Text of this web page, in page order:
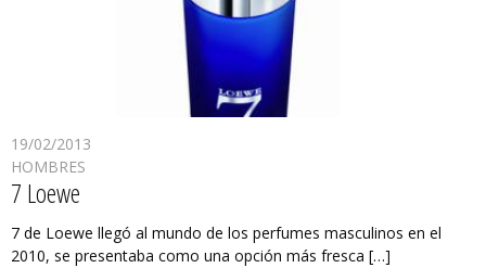
19/02/2013
HOMBRES
7 Loewe
7 de Loewe llegó al mundo de los perfumes masculinos en el
2010, se presentaba como una opción más fresca […]